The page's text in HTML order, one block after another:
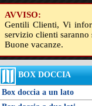
AVVISO:
Gentili Clienti, Vi
servizio clienti saranno
Buone vacanze.
BOX DOCCIA
Box doccia a un lato